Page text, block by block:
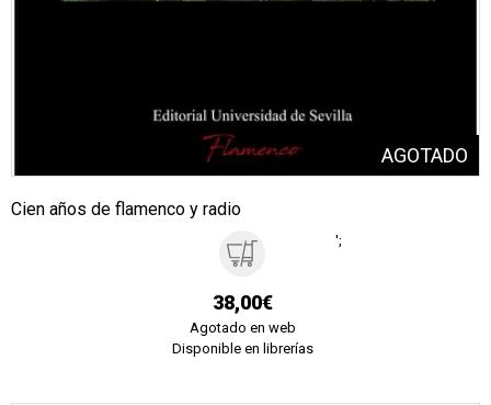
Cien años de flamenco y radio
38,00€
Agotado en web
Disponible en librerías
';